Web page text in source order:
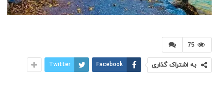
75
به اشتراک گذاری Facebook
Twitter